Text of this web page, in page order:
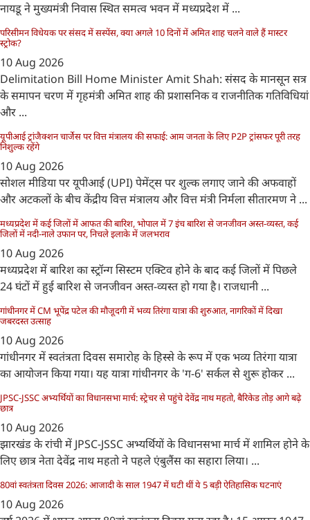
नायडू ने मुख्यमंत्री निवास स्थित समत्व भवन में मध्यप्रदेश में ...
परिसीमन विधेयक पर संसद में सस्पेंस, क्या अगले 10 दिनों में अमित शाह चलने वाले हैं मास्टर
स्ट्रोक?
10 Aug 2026
Delimitation Bill Home Minister Amit Shah: संसद के मानसून सत्र
के समापन चरण में गृहमंत्री अमित शाह की प्रशासनिक व राजनीतिक गतिविधियां
और ...
यूपीआई ट्रांजैक्शन चार्जेस पर वित्त मंत्रालय की सफाई: आम जनता के लिए P2P ट्रांसफर पूरी तरह
निशुल्क रहेंगे
10 Aug 2026
सोशल मीडिया पर यूपीआई (UPI) पेमेंट्स पर शुल्क लगाए जाने की अफवाहों
और अटकलों के बीच केंद्रीय वित्त मंत्रालय और वित्त मंत्री निर्मला सीतारमण ने ...
मध्यप्रदेश में कई जिलों में आफत की बारिश, भोपाल में 7 इंच बारिश से जनजीवन अस्त-व्यस्त, कई
जिलों में नदी-नाले उफान पर, निचले इलाके में जलभराव
10 Aug 2026
मध्यप्रदेश में बारिश का स्ट्रॉन्ग सिस्टम एक्टिव होने के बाद कई जिलों में पिछले
24 घंटों में हुई बारिश से जनजीवन अस्त-व्यस्त हो गया है। राजधानी ...
गांधीनगर में CM भूपेंद्र पटेल की मौजूदगी में भव्य तिरंगा यात्रा की शुरुआत, नागरिकों में दिखा
जबरदस्त उत्साह
10 Aug 2026
गांधीनगर में स्वतंत्रता दिवस समारोह के हिस्से के रूप में एक भव्य तिरंगा यात्रा
का आयोजन किया गया। यह यात्रा गांधीनगर के 'ग-6' सर्कल से शुरू होकर ...
JPSC-JSSC अभ्यर्थियों का विधानसभा मार्च: स्ट्रेचर से पहुंचे देवेंद्र नाथ महतो, बैरिकेड तोड़ आगे बढ़े
छात्र
10 Aug 2026
झारखंड के रांची में JPSC-JSSC अभ्यर्थियों के विधानसभा मार्च में शामिल होने के
लिए छात्र नेता देवेंद्र नाथ महतो ने पहले एंबुलैंस का सहारा लिया। ...
80वां स्वतंत्रता दिवस 2026: आजादी के साल 1947 में घटी थीं ये 5 बड़ी ऐतिहासिक घटनाएं
10 Aug 2026